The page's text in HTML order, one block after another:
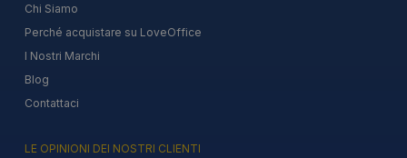
Chi Siamo
Perché acquistare su LoveOffice
I Nostri Marchi
Blog
Contattaci
LE OPINIONI DEI NOSTRI CLIENTI